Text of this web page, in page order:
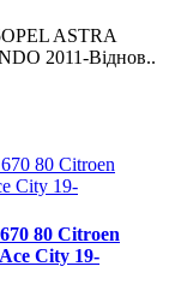
ASTRA
2011-Віднов..
80 Citroen
City 19-